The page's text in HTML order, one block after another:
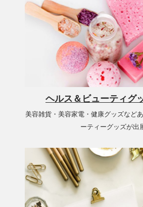
ヘルス＆ビューティグ
美容雑貨・美容家電・健康グッズなど
ーティーグッズが出